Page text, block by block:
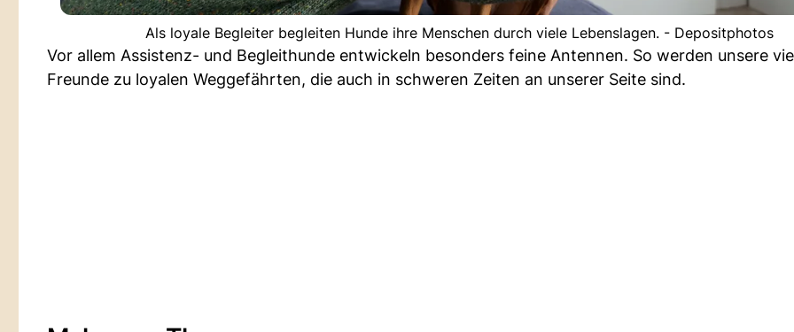
Als loyale Begleiter begleiten Hunde ihre Menschen durch viele Lebenslagen. - Depositphotos
Vor allem Assistenz- und Begleithunde entwickeln besonders feine Antennen. So werden unsere
Freunde zu loyalen Weggefährten, die auch in schweren Zeiten an unserer Seite sind.